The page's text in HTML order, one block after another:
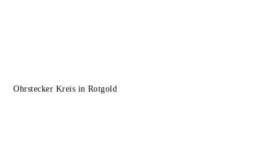
Ohrstecker Kreis in Rotgold